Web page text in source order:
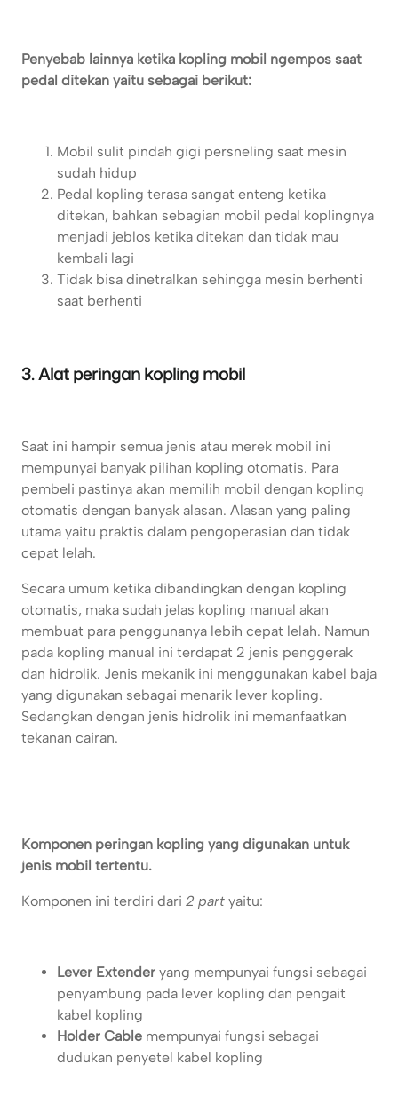
Penyebab lainnya ketika kopling mobil ngempos saat
pedal ditekan yaitu sebagai berikut:
Mobil sulit pindah gigi persneling saat mesin
sudah hidup
Pedal kopling terasa sangat enteng ketika
ditekan, bahkan sebagian mobil pedal koplingnya
menjadi jeblos ketika ditekan dan tidak mau
kembali lagi
Tidak bisa dinetralkan sehingga mesin berhenti
saat berhenti
3. Alat peringan kopling mobil
Saat ini hampir semua jenis atau merek mobil ini
mempunyai banyak pilihan kopling otomatis. Para
pembeli pastinya akan memilih mobil dengan kopling
otomatis dengan banyak alasan. Alasan yang paling
utama yaitu praktis dalam pengoperasian dan tidak
cepat lelah.
Secara umum ketika dibandingkan dengan kopling
otomatis, maka sudah jelas kopling manual akan
membuat para penggunanya lebih cepat lelah. Namun
pada kopling manual ini terdapat 2 jenis penggerak
dan hidrolik. Jenis mekanik ini menggunakan kabel baja
yang digunakan sebagai menarik lever kopling.
Sedangkan dengan jenis hidrolik ini memanfaatkan
tekanan cairan.
Komponen peringan kopling yang digunakan untuk
jenis mobil tertentu.
Komponen ini terdiri dari 2 part yaitu:
Lever Extender yang mempunyai fungsi sebagai
penyambung pada lever kopling dan pengait
kabel kopling
Holder Cable mempunyai fungsi sebagai
dudukan penyetel kabel kopling